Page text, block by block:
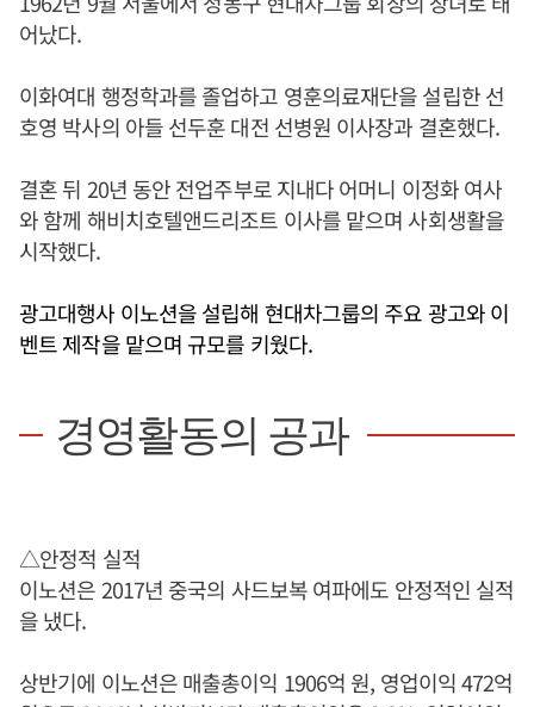
어났다.
이화여대 행정학과를 졸업하고 영훈의료재단을 설립한 선
호영 박사의 아들 선두훈 대전 선병원 이사장과 결혼했다.
결혼 뒤 20년 동안 전업주부로 지내다 어머니 이정화 여사
와 함께 해비치호텔앤드리조트 이사를 맡으며 사회생활을
시작했다.
광고대행사 이노션을 설립해 현대차그룹의 주요 광고와 이
벤트 제작을 맡으며 규모를 키웠다.
경영활동의 공과
△안정적 실적
이노션은 2017년 중국의 사드보복 여파에도 안정적인 실적
을 냈다.
상반기에 이노션은 매출총이익 1906억 원, 영업이익 472억